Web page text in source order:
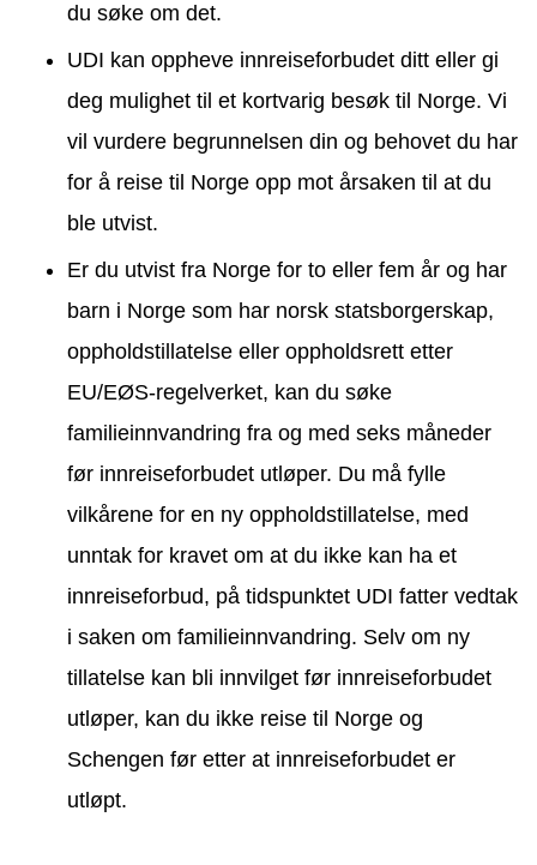
du søke om det.
UDI kan oppheve innreiseforbudet ditt eller gi
deg mulighet til et kortvarig besøk til Norge. Vi
vil vurdere begrunnelsen din og behovet du har
for å reise til Norge opp mot årsaken til at du
ble utvist.
Er du utvist fra Norge for to eller fem år og har
barn i Norge som har norsk statsborgerskap,
oppholdstillatelse eller oppholdsrett etter
EU/EØS-regelverket, kan du søke
familieinnvandring fra og med seks måneder
før innreiseforbudet utløper. Du må fylle
vilkårene for en ny oppholdstillatelse, med
unntak for kravet om at du ikke kan ha et
innreiseforbud, på tidspunktet UDI fatter vedtak
i saken om familieinnvandring. Selv om ny
tillatelse kan bli innvilget før innreiseforbudet
utløper, kan du ikke reise til Norge og
Schengen før etter at innreiseforbudet er
utløpt.